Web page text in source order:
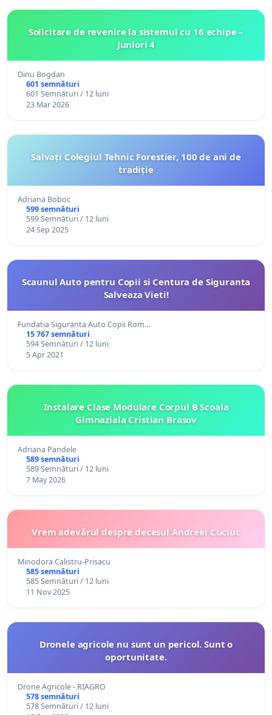
Solicitare de revenire la sistemul cu 16 echipe –
Juniori 4
Dinu Bogdan
601 semnături
601 Semnături / 12 luni
23 Mar 2026
Salvați Colegiul Tehnic Forestier, 100 de ani de
tradiție
Adriana Boboc
599 semnături
599 Semnături / 12 luni
24 Sep 2025
Scaunul Auto pentru Copii si Centura de Siguranta
Salveaza Vieti!
Fundatia Siguranta Auto Copii Rom…
15 767 semnături
594 Semnături / 12 luni
5 Apr 2021
Instalare Clase Modulare Corpul B Scoala
Gimnaziala Cristian Brasov
Adriana Pandele
589 semnături
589 Semnături / 12 luni
7 May 2026
Vrem adevărul despre decesul Andreei Cuciuc
Minodora Calistru-Prisacu
585 semnături
585 Semnături / 12 luni
11 Nov 2025
Dronele agricole nu sunt un pericol. Sunt o
oportunitate.
Drone Agricole - RIAGRO
578 semnături
578 Semnături / 12 luni